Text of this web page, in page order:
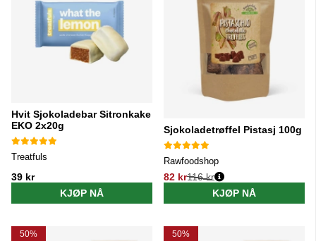
Hvit Sjokoladebar Sitronkake
EKO 2x20g
Treatfuls
39 kr
KJØP NÅ
Sjokoladetrøffel Pistasj 100g
Rawfoodshop
82 kr
Vanlig pris:
116 kr
KJØP NÅ
50% 50%